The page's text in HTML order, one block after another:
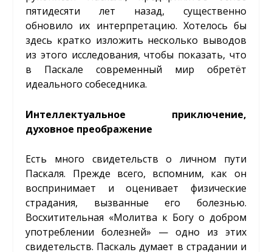
пятидесяти лет назад, существенно
обновило их интерпретацию. Хотелось бы
здесь кратко изложить несколько выводов
из этого исследования, чтобы показать, что
в Паскале современный мир обретёт
идеального собеседника.
Интеллектуальное приключение,
духовное преображение
Есть много свидетельств о личном пути
Паскаля. Прежде всего, вспомним, как он
воспринимает и оценивает физические
страдания, вызванные его болезнью.
Восхитительная «Молитва к Богу о добром
употреблении болезней» — одно из этих
свидетельств. Паскаль думает в страдании и